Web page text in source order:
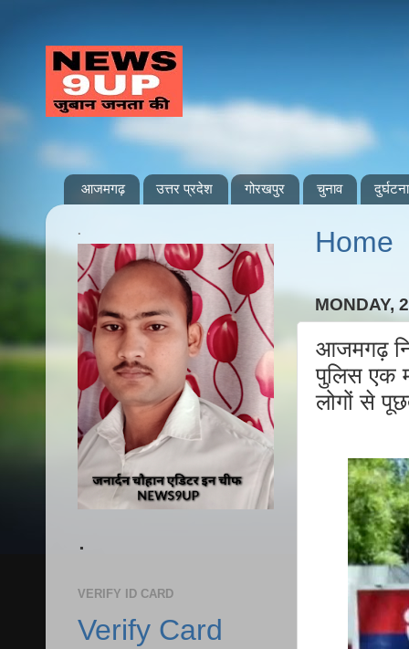
आजमगढ़ उत्तर प्रदेश गोरखपुर चुनाव दुर्घटना
Home
MONDAY,
आजमगढ़
पुलिस एक
लोगों से
.
.
VERIFY ID CARD
Verify Card